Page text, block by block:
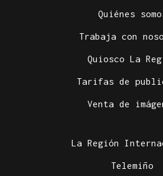
Quiénes
Trabaja con
Quiosco La
Tarifas de
Venta de
La Región
Telemiño